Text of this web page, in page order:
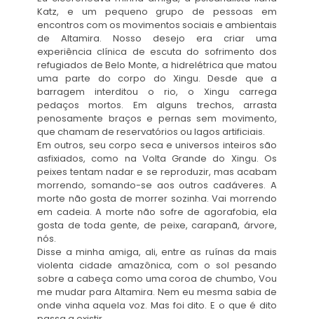
Katz, e um pequeno grupo de pessoas em
encontros com os movimentos sociais e ambientais
de Altamira. Nosso desejo era criar uma
experiência clínica de escuta do sofrimento dos
refugiados de Belo Monte, a hidrelétrica que matou
uma parte do corpo do Xingu. Desde que a
barragem interditou o rio, o Xingu carrega
pedaços mortos. Em alguns trechos, arrasta
penosamente braços e pernas sem movimento,
que chamam de reservatórios ou lagos artificiais.
Em outros, seu corpo seca e universos inteiros são
asfixiados, como na Volta Grande do Xingu. Os
peixes tentam nadar e se reproduzir, mas acabam
morrendo, somando-se aos outros cadáveres. A
morte não gosta de morrer sozinha. Vai morrendo
em cadeia. A morte não sofre de agorafobia, ela
gosta de toda gente, de peixe, carapanã, árvore,
nós.
Disse a minha amiga, ali, entre as ruínas da mais
violenta cidade amazônica, com o sol pesando
sobre a cabeça como uma coroa de chumbo, Vou
me mudar para Altamira. Nem eu mesma sabia de
onde vinha aquela voz. Mas foi dito. E o que é dito